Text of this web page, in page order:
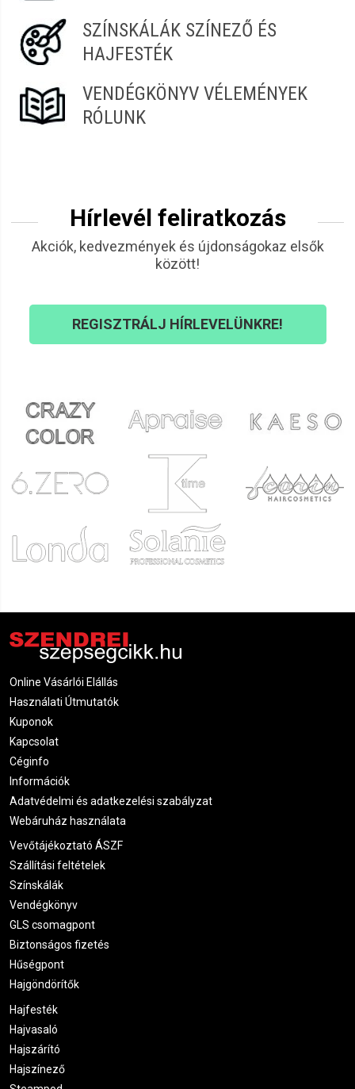
SZÍNSKÁLÁK SZÍNEZŐ ÉS
HAJFESTÉK
VENDÉGKÖNYV VÉLEMÉNYEK
RÓLUNK
Hírlevél feliratkozás
Akciók, kedvezmények és újdonságokaz elsők
között!
REGISZTRÁLJ HÍRLEVELÜNKRE!
Online Vásárlói Elállás
Használati Útmutatók
Kuponok
Kapcsolat
Céginfo
Információk
Adatvédelmi és adatkezelési szabályzat
Webáruház használata
Vevőtájékoztató ÁSZF
Szállítási feltételek
Színskálák
Vendégkönyv
GLS csomagpont
Biztonságos fizetés
Hűségpont
Hajgöndörítők
Hajfesték
Hajvasaló
Hajszárító
Hajszínező